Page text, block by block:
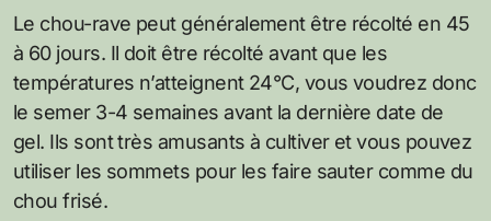
Le chou-rave peut généralement être récolté en 45
à 60 jours. Il doit être récolté avant que les
températures n’atteignent 24°C, vous voudrez donc
le semer 3-4 semaines avant la dernière date de
gel. Ils sont très amusants à cultiver et vous pouvez
utiliser les sommets pour les faire sauter comme du
chou frisé.